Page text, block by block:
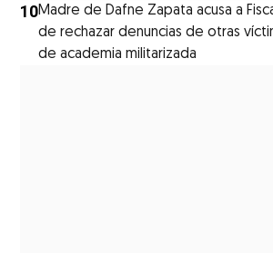
10Madre de Dafne Zapata acusa a
de rechazar denuncias de otras
de academia militarizada